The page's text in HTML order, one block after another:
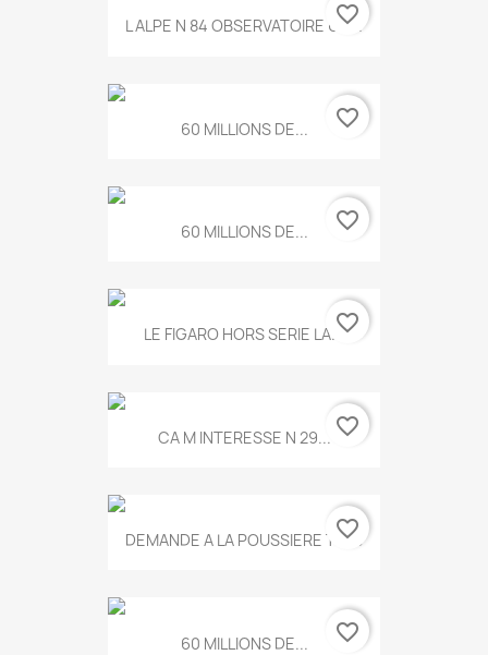
L ALPE N 84 OBSERVATOIRE UN...
favorite_border
60 MILLIONS DE... favorite_border
60 MILLIONS DE... favorite_border
LE FIGARO HORS SERIE LA...favorite_border
CA M INTERESSE N 29... favorite_border
DEMANDE A LA POUSSIERE T.778
favorite_border
60 MILLIONS DE... favorite_border